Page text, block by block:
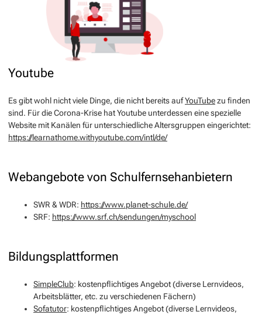
Youtube
Es gibt wohl nicht viele Dinge, die nicht bereits aufYouTubezu finden
sind. Für die Corona-Krise hat Youtube unterdessen eine spezielle
Website mit Kanälen für unterschiedliche Altersgruppen eingerichtet:
https://learnathome.withyoutube.com/intl/de/
Webangebote von Schulfernsehanbietern
SWR & WDR: https://www.planet-schule.de/
SRF: https://www.srf.ch/sendungen/myschool
Bildungsplattformen
SimpleClub: kostenpflichtiges Angebot (diverse Lernvideos,
Arbeitsblätter, etc. zu verschiedenen Fächern)
Sofatutor: kostenpflichtiges Angebot (diverse Lernvideos,